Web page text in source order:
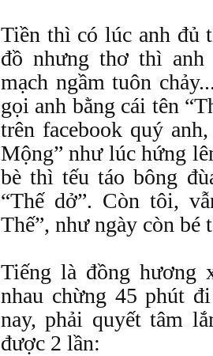
Tiền thì có lúc anh đủ
đồ nhưng thơ thì
mạch ngầm tuôn
gọi anh bằng cái tên
trên facebook quý
Mộng” như lúc hứng
bè thì tếu táo bông
“Thế dở”. Còn tôi,
Thế”, như ngày còn bé
Tiếng là đồng hương
nhau chừng 45 phút
nay, phải quyết tâm
được 2 lần: